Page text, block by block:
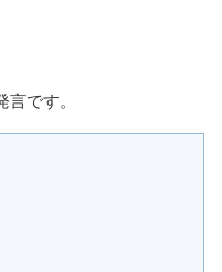
です。